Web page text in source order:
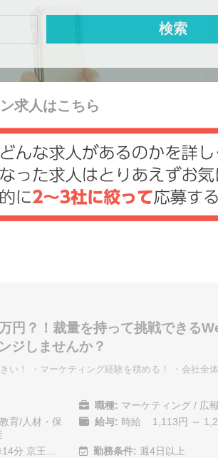
求人はこちら
円？！裁量を持って挑戦できる
ジしませんか？
い！ ・マーケティング経験を積める！ ・会社全
職種: マーケティング / 広報
教育/人材・保
給与: 時給 1,113円 ～
分 京王… 勤務条件: 週4日以上